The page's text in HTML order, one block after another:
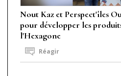
Nout Kaz et Perspect'îles
pour développer les
l'Hexagone
Réagir